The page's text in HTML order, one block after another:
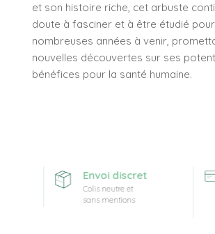
et son histoire riche, cet arbuste
doute à fasciner et à être étudié
nombreuses années à venir,
nouvelles découvertes sur ses
bénéfices pour la santé humaine.
Envoi discret
Colis neutre et
sans mentions